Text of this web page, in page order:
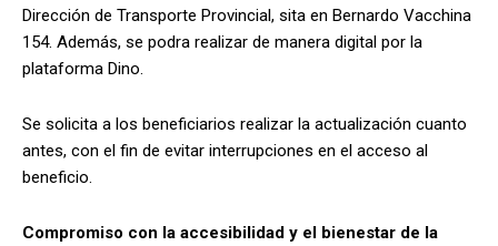
Dirección de Transporte Provincial, sita en Bernardo Vacchina
154. Además, se podra realizar de manera digital por la
plataforma Dino.
Se solicita a los beneficiarios realizar la actualización cuanto
antes, con el fin de evitar interrupciones en el acceso al
beneficio.
Compromiso con la accesibilidad y el bienestar de la